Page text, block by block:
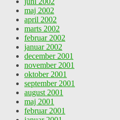
maj 2002
april 2002
marts 2002
februar 2002
januar 2002
december 2001
november 2001
oktober 2001
september 2001
august 2001
maj 2001
februar 2001